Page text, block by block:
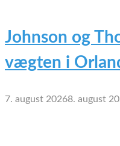
Johnson og
vægten i
7. august 20268. august